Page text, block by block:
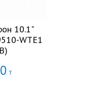
10.1"
WTE1
Т